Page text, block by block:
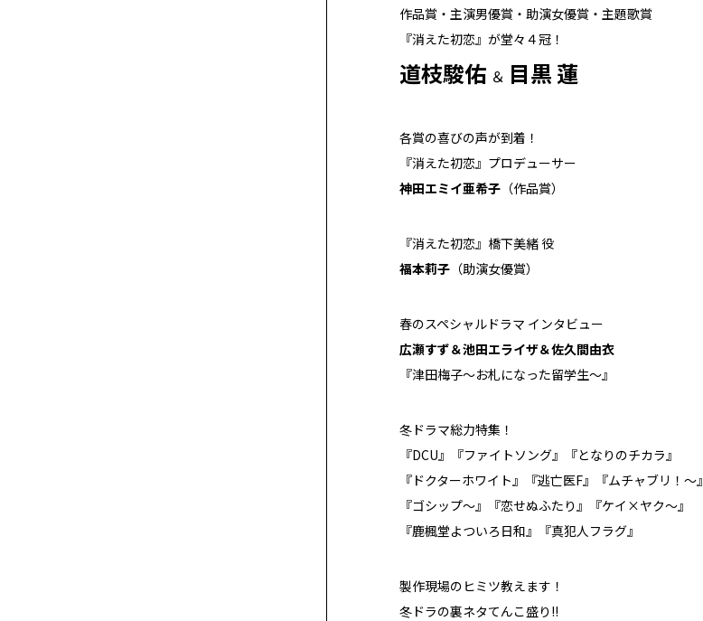
作品賞・主演男優賞・助演女優賞・主題歌賞
『消えた初恋』が堂々４冠！
道枝駿佑 ＆ 目黒 蓮
各賞の喜びの声が到着！
『消えた初恋』プロデューサー
神田エミイ亜希子 （作品賞）
『消えた初恋』橋下美緒 役
福本莉子 （助演女優賞）
春のスペシャルドラマ インタビュー
広瀬すず＆池田エライザ＆佐久間由衣
『津田梅子～お札になった留学生～』
冬ドラマ総力特集！
『DCU』『ファイトソング』『となりのチカラ』
『ドクターホワイト』『逃亡医F』『ムチャブリ！～』
『ゴシップ～』『恋せぬふたり』『ケイ×ヤク～』
『鹿楓堂よついろ日和』『真犯人フラグ』
製作現場のヒミツ教えます！
冬ドラの裏ネタてんこ盛り!!